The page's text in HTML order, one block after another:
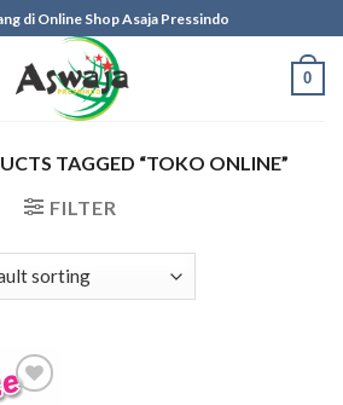
di Online Shop Asaja Pressindo
0
TAGGED “TOKO ONLINE”
FILTER